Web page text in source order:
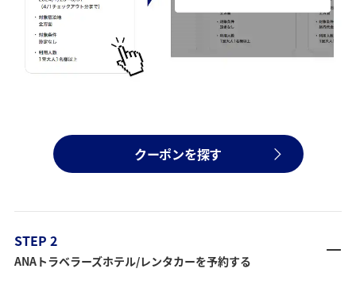
クーポンを探す
STEP 2
ANAトラベラーズホテル/レンタカーを予約する